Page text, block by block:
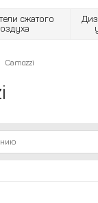
сжатого
Camozzi